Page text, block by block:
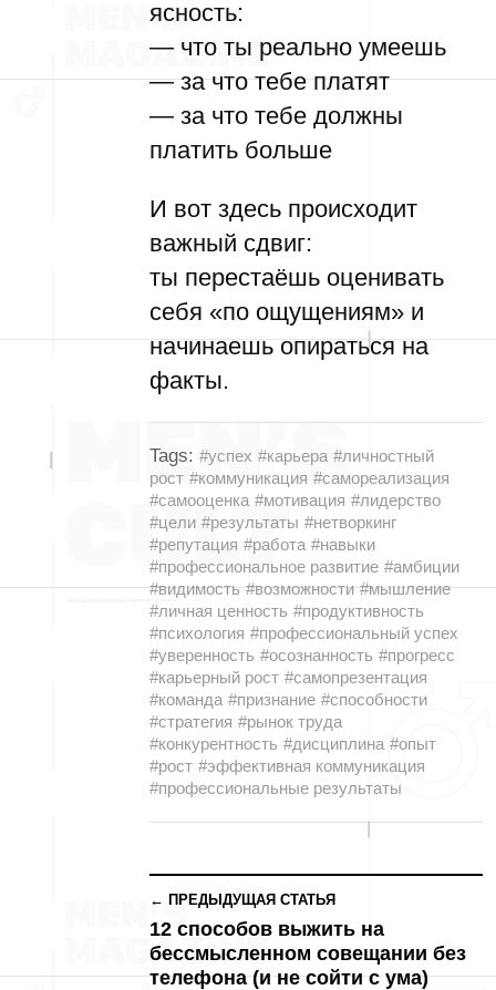
ясность:
— что ты реально умеешь
— за что тебе платят
— за что тебе должны
платить больше
И вот здесь происходит
важный сдвиг:
ты перестаёшь оценивать
себя «по ощущениям» и
начинаешь опираться на
факты.
Tags: #успех #карьера #личностный
рост #коммуникация #самореализация
#самооценка #мотивация #лидерство
#цели #результаты #нетворкинг
#репутация #работа #навыки
#профессиональное развитие #амбиции
#видимость #возможности #мышление
#личная ценность #продуктивность
#психология #профессиональный успех
#уверенность #осознанность #прогресс
#карьерный рост #самопрезентация
#команда #признание #способности
#стратегия #рынок труда
#конкурентность #дисциплина #опыт
#рост #эффективная коммуникация
#профессиональные результаты
← ПРЕДЫДУЩАЯ СТАТЬЯ
12 способов выжить на
бессмысленном совещании без
телефона (и не сойти с ума)